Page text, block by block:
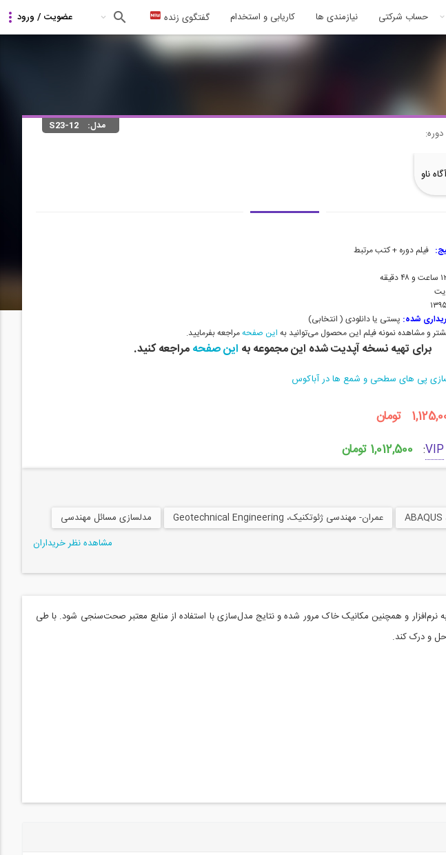
حساب شرکتی نیازمندی ها کاریابی و استخدام گفتگوی زنده
مدل:
S23-12
ناو
فیلم دوره + کتب مرتبط
شده: پستی یا دانلودی ( انتخابی)
و مشاهده نمونه فیلم این محصول می‌توانید به این صفحهمراجعه بفرمایید.
برای تهیه نسخه آپدیت شده این مجموعه به این صفحهمراجعه کنید.
پی های سطحی و شمع ها در آباكوس
تومان
VIP
: 1,012,500 تومان
عمران- مهندسی ژئوتکنیک، Geotechnical Engineering
مدلسازی مسائل مهندسی
مشاهده نظر خریداران
نرم‌افزار و همچنین مکانیک خاک مرور شده و نتایج مدل‌سازی با استفاده از منابع معتبر صحت‌سنجی شود. با طی
حل و درک کند.